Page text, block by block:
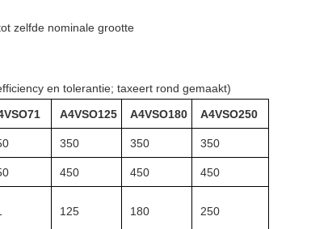
zelfde nominale grootte
en tolerantie; taxeert rond gemaakt)
A4VSO125 A4VSO180 A4VSO250
350 350 350
450 450 450
125 180 250